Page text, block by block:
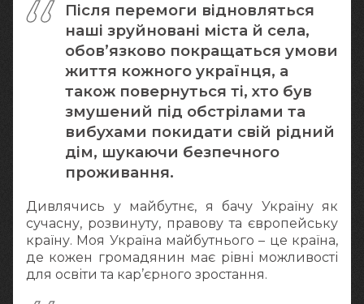
Після перемоги відновляться
наші зруйновані міста й села,
обов’язково покращаться умови
життя кожного українця, а
також повернуться ті, хто був
змушений під обстрілами та
вибухами покидати свій рідний
дім, шукаючи безпечного
проживання.
Дивлячись у майбутнє, я бачу Україну як
сучасну, розвинуту, правову та європейську
країну. Моя Україна майбутнього – це країна,
де кожен громадянин має рівні можливості
для освіти та кар’єрного зростання.